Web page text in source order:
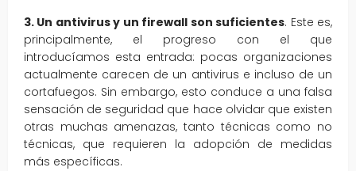
3. Un antivirus y un firewall son suficientes. Este es,
principalmente, el progreso con el que
introducíamos esta entrada: pocas organizaciones
actualmente carecen de un antivirus e incluso de un
cortafuegos. Sin embargo, esto conduce a una falsa
sensación de seguridad que hace olvidar que existen
otras muchas amenazas, tanto técnicas como no
técnicas, que requieren la adopción de medidas
más específicas.